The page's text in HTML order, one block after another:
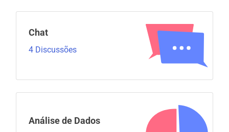
Chat
4 Discussões
Análise de Dados